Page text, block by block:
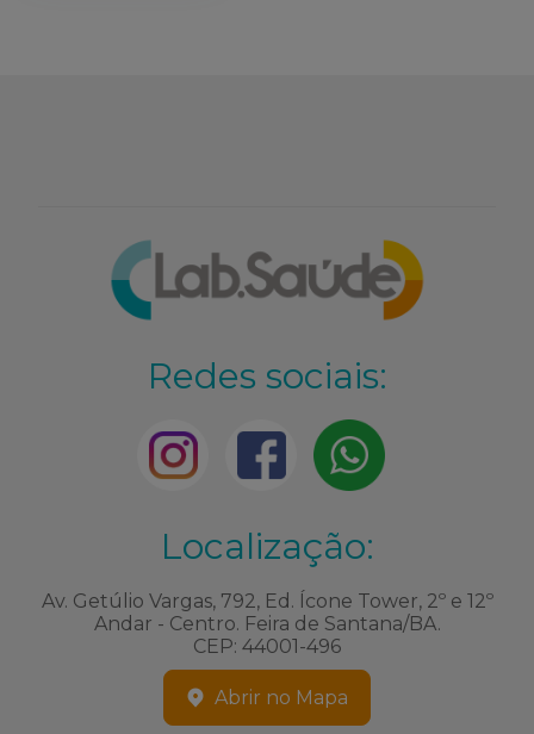
Redes sociais:
Localização:
Av. Getúlio Vargas, 792, Ed. Ícone Tower, 2º e 12º
Andar - Centro. Feira de Santana/BA.
CEP: 44001-496
Abrir no Mapa